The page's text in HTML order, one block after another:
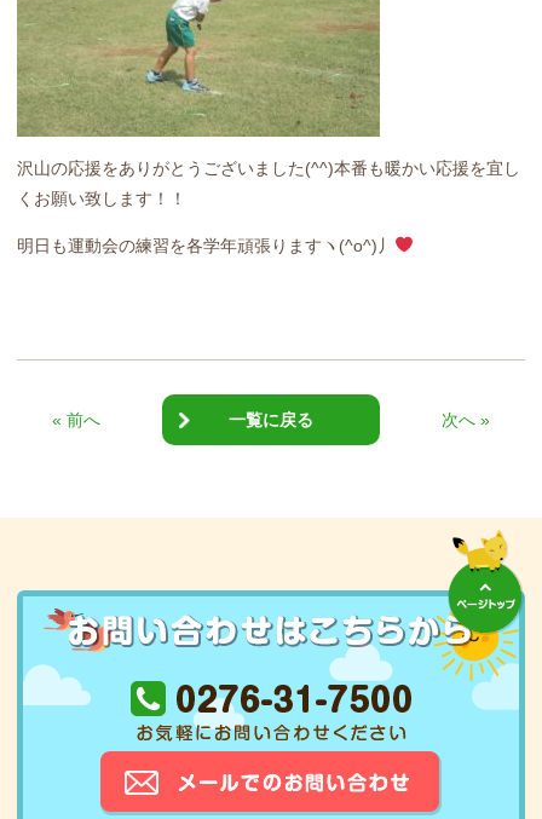
沢山の応援をありがとうございました(^^)本番も暖かい応援を宜し
くお願い致します！！
明日も運動会の練習を各学年頑張りますヽ(^o^)丿
« 前へ 一覧に戻る 次へ »